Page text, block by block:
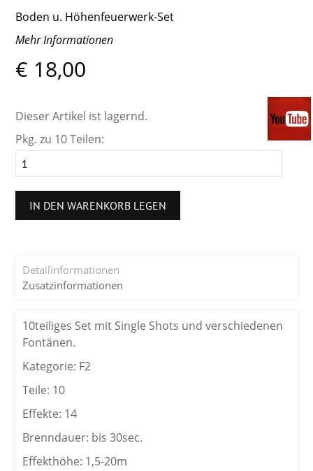
Boden u. Höhenfeuerwerk-Set
Mehr Informationen
€ 18,00
Dieser Artikel ist lagernd.
Pkg. zu 10 Teilen:
IN DEN WARENKORB LEGEN
Detailinformationen
Zusatzinformationen
10teiliges Set mit Single Shots und verschiedenen
Fontänen.
Kategorie: F2
Teile: 10
Effekte: 14
Brenndauer: bis 30sec.
Effekthöhe: 1,5-20m